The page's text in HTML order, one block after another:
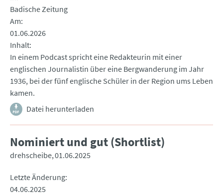
Badische Zeitung
Am
01.06.2026
Inhalt
In einem Podcast spricht eine Redakteurin mit einer
englischen Journalistin über eine Bergwanderung im Jahr
1936, bei der fünf englische Schüler in der Region ums Leben
kamen.
Datei herunterladen
Nominiert und gut (Shortlist)
drehscheibe 01.06.2025
Letzte Änderung
04.06.2025